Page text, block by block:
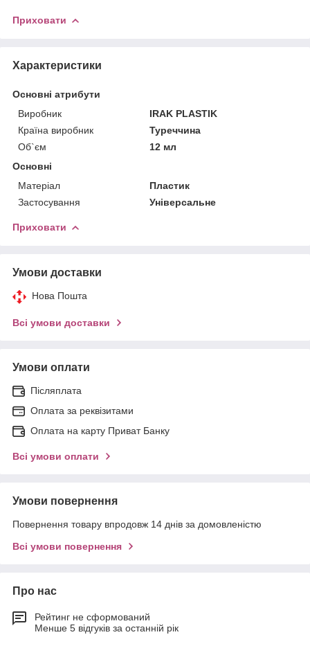
Приховати
Характеристики
Основні атрибути
Виробник
IRAK PLASTIK
Країна виробник
Туреччина
Об`єм
12 мл
Основні
Матеріал
Пластик
Застосування
Універсальне
Приховати
Умови доставки
Нова Пошта
Всі умови доставки
Умови оплати
Післяплата
Оплата за реквізитами
Оплата на карту Приват Банку
Всі умови оплати
Умови повернення
Повернення товару впродовж 14 днів за домовленістю
Всі умови повернення
Про нас
Рейтинг не сформований
Менше 5 відгуків за останній рік